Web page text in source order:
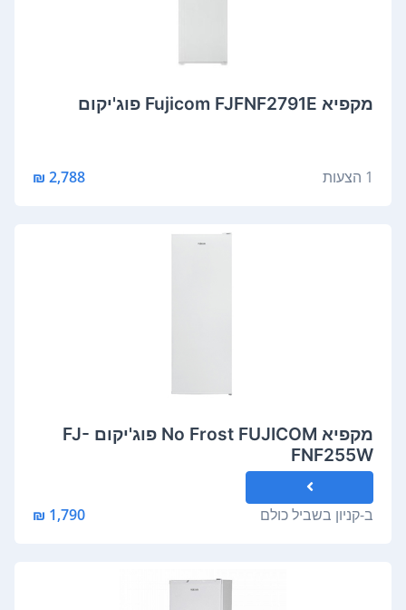
מקפיא Fujicom FJFNF2791E פוג'יקום
1 הצעות 2,788 ₪
מקפיא No Frost FUJICOM פוג'יקום FJ-
FNF255W
ב-קניון בשביל כולם 1,790 ₪